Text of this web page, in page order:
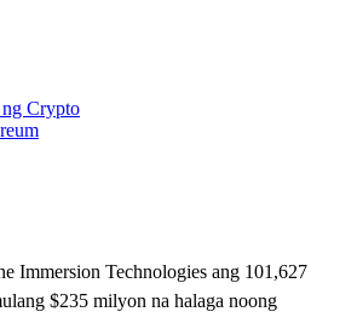
Crypto
Immersion Technologies ang 101,627
$235 milyon na halaga noong